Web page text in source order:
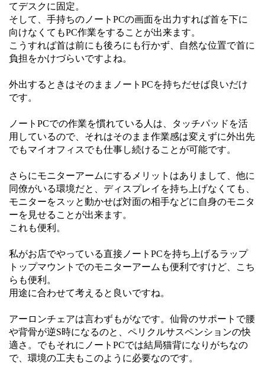
てデスクに固定。
そして、手持ちのノートPCの画面を出力すれば首を下に
向けなくてもPC作業をすることが出来ます。
こうすれば首は前にも後ろにも行かず、自然な位置で首に
負担をかけづらいですよね。
外出するときはそのままノートPCを持ちだせば良いだけ
です。
ノートPCでの作業を慣れている人は、タッチパッドを活
用しているので、それはそのまま作業感は変えずに外出先
でもマイオフィスでも仕事し続けることが可能です。
さらにモニターアームにするメリットはありまして、他に
同僚がいる環境だと、ディスプレイを持ち上げなくても、
モニターをスッと動かせば対面の相手などに自身のモニタ
ーを見せることが出来ます。
これも便利。
私がお店でやっている直接ノートPCを持ち上げるラップ
トップマウントでのモニターアームも便利ですけど、こち
らも便利。
用途に合わせて考えると良いですね。
アーロンチェアは言わずもがなです。仙骨のサポートで腰
や背骨が逆S時になるのと、ペリクルサスペンションの快
適さ。でもそれにノートPCでは結局猫背になりがちなの
で、環境の工夫もこのように必要なのです。